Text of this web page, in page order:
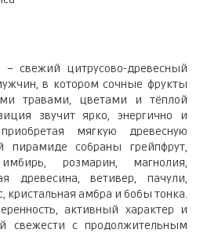
– свежий цитрусово-древесный
в котором сочные фрукты
травами, цветами и тёплой
звучит ярко, энергично и
мягкую древесную
пирамиде собраны грейпфрут,
розмарин, магнолия,
древесина, ветивер, пачули,
кристальная амбра и бобы тонка.
активный характер и
свежести с продолжительным